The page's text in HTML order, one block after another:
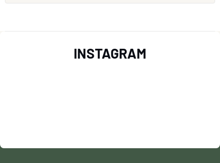
T
INSTAGRAM